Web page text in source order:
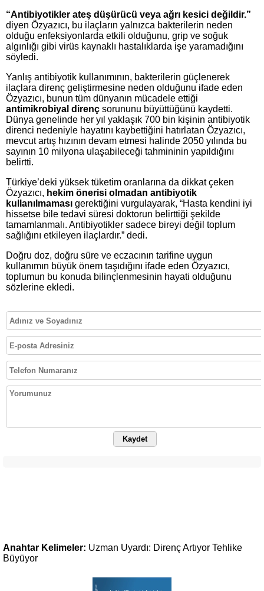
“Antibiyotikler ateş düşürücü veya ağrı kesici değildir.”
diyen Özyazıcı, bu ilaçların yalnızca bakterilerin neden
olduğu enfeksiyonlarda etkili olduğunu, grip ve soğuk
algınlığı gibi virüs kaynaklı hastalıklarda işe yaramadığını
söyledi.
Yanlış antibiyotik kullanımının, bakterilerin güçlenerek
ilaçlara direnç geliştirmesine neden olduğunu ifade eden
Özyazıcı, bunun tüm dünyanın mücadele ettiği
antimikrobiyal direnç sorununu büyüttüğünü kaydetti.
Dünya genelinde her yıl yaklaşık 700 bin kişinin antibiyotik
direnci nedeniyle hayatını kaybettiğini hatırlatan Özyazıcı,
mevcut artış hızının devam etmesi halinde 2050 yılında bu
sayının 10 milyona ulaşabileceği tahmininin yapıldığını
belirtti.
Türkiye’deki yüksek tüketim oranlarına da dikkat çeken
Özyazıcı, hekim önerisi olmadan antibiyotik
kullanılmaması gerektiğini vurgulayarak, “Hasta kendini iyi
hissetse bile tedavi süresi doktorun belirttiği şekilde
tamamlanmalı. Antibiyotikler sadece bireyi değil toplum
sağlığını etkileyen ilaçlardır.” dedi.
Doğru doz, doğru süre ve eczacının tarifine uygun
kullanımın büyük önem taşıdığını ifade eden Özyazıcı,
toplumun bu konuda bilinçlenmesinin hayati olduğunu
sözlerine ekledi.
Kaydet
Anahtar Kelimeler: Uzman Uyardı: DirençArtıyor Tehlike
Büyüyor